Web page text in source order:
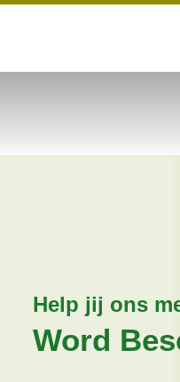
Help jij ons
Word